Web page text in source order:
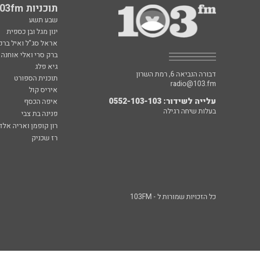
תוכניות 103fm
שבע תשע
ינון מגל ובן כספית
אראל סג"ל ואיל
ברק סרי ואלי אוחנה
גיא פלג
תוכנית הספורט
איריס קול
איפה הכסף
פנינה בת צבי
רון קופמן ואריה
רז שכניק
דבורה הנביאה 6, רמת השרון
radio@103.fm
עלייה לשידור: 0552-103-103
בעלות שיחה רגילה
כל הזכויות שמורות ל - 103FM